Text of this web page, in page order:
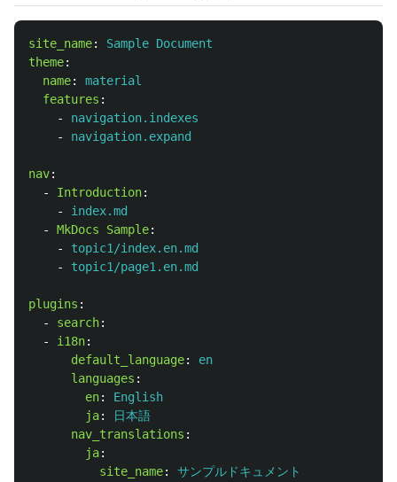
site_name:
Sample Document
theme:
name:
material
features :
-
navigation.indexes
-
navigation.expand
nav:
-
Introduction:
-
index.md
-
MkDocs Sample:
-
topic1/index.en.md
-
topic1/page1.en.md
plugins :
-
search:
-
i18n:
default_language:
en
languages :
en:
English
ja:
日本語
nav_translations :
ja:
site_name:
サンプルドキュメント